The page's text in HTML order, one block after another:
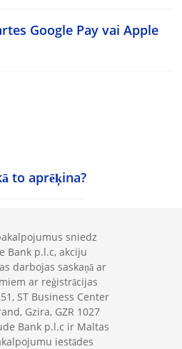
Google Pay vai Apple
to aprēķina?
sniedz
Bank p.l.c, akciju
darbojas saskaņā ar
ar reģistrācijas
ST Business Center
Gzira, GZR 1027
Bank p.l.c ir Maltas
iestādes